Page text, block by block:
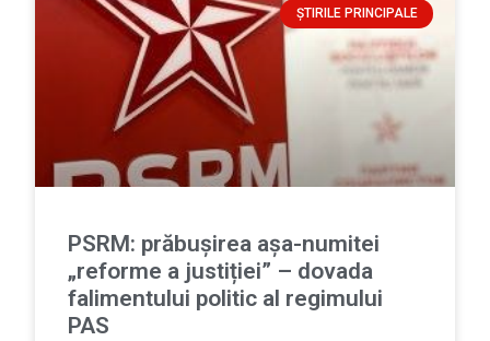
ȘTIRILE PRINCIPALE
PSRM: prăbușirea așa-numitei
„reforme a justiției” – dovada
falimentului politic al regimului
PAS